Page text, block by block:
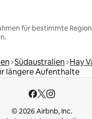
für bestimmte
Südaustralien Hay
längere Aufenthalte
© 2026 Airbnb, Inc.